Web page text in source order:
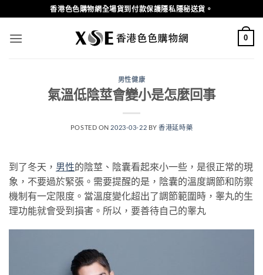
to
content
香港色色購物網全場貨到付款保護隱私隱秘送貨。
0
男性健康
氣溫低陰莖會變小是怎麼回事
POSTED ON 2023-03-22 BY香港延時藥
到了冬天， 男性的陰莖、陰囊看起來小一些，是很正常的現
象，不要過於緊張。需要提醒的是，陰囊的溫度調節和防禦
機制有一定限度。當溫度變化超出了調節範圍時，睾丸的生
理功能就會受到損害。所以，要善待自己的睾丸